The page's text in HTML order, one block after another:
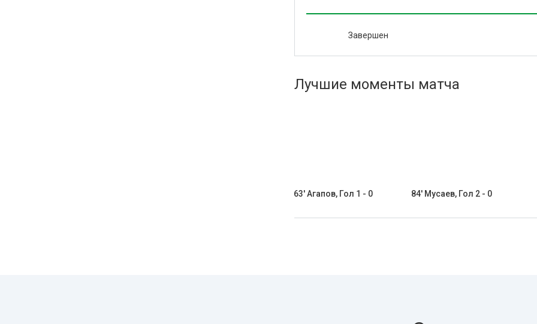
Завершен
Лучшие моменты матча
63' Агапов, Гол 1 - 0 84' Мусаев, Гол 2 - 0